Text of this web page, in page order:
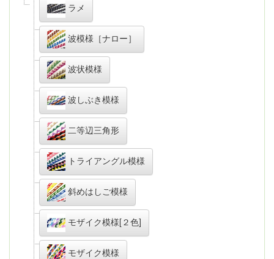
ラメ
波模様［ナロー］
波状模様
波しぶき模様
二等辺三角形
トライアングル模様
斜めはしご模様
モザイク模様[２色]
モザイク模様